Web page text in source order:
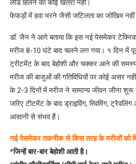
लीड हिलने का कोई खतरा नहीं।
फेफड़ों में हवा भरने जैसी जटिलता का जोखिम
डॉ. जैन ने आगे बताया कि इस नई पेसमेकर
मरीज 8-10 घंटे बाद चलने लग गया। १ दिन में
ट्रीटमेंट के बाद बेहोशी और चक्कर आने की
मरीज की बाजुओं की गतिविधियों पर कोई असर
के 2-3 दिनों में मरीज ने सामान्य जीवन जीना
जरिए टीटमेंट के बाद ड्राइविंग, स्विमिंग, ट्रैवलिंग
आसानी से संभव हैं।
नई पेसमेकर तकनीक से किस तरह के मरीजों को
*जिन्हें बार-बार बेहोशी आती है।